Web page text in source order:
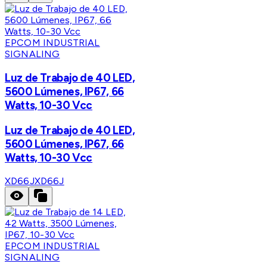
EPCOM INDUSTRIAL
SIGNALING
Luz de Trabajo de 40 LED,
5600 Lúmenes, IP67, 66
Watts, 10-30 Vcc
Luz de Trabajo de 40 LED,
5600 Lúmenes, IP67, 66
Watts, 10-30 Vcc
XD66JXD66J
EPCOM INDUSTRIAL
SIGNALING